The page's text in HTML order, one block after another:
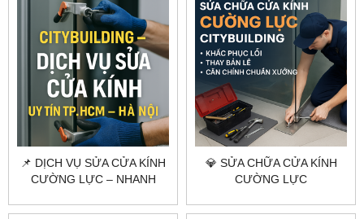
📌 DỊCH VỤ SỬA CỬA KÍNH
CƯỜNG LỰC – NHANH
GIÁ TỐT
💎 SỬA CHỮA CỬA KÍNH
CƯỜNG LỰC
PHỤC LỖI – THAY BẢN LỀ –